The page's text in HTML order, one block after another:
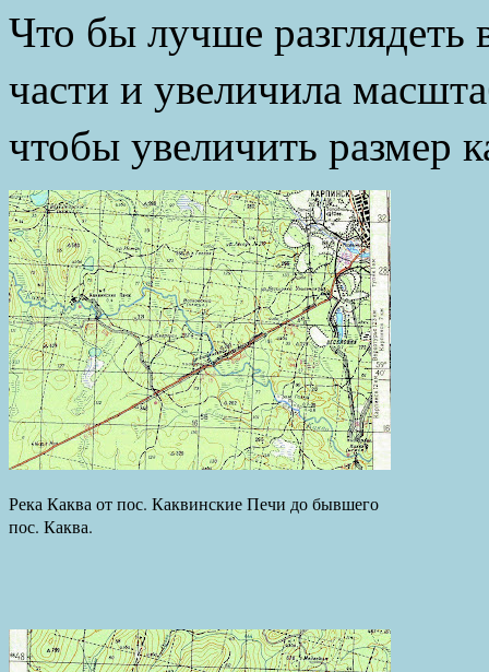
Что бы лучше разглядеть
части и увеличила
чтобы увеличить размер
Река Каква от пос. Каквинские Печи до бывшего
пос. Каква.